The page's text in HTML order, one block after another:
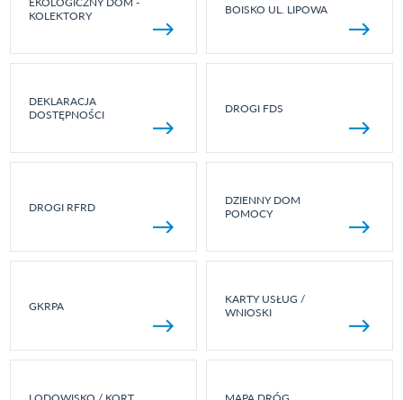
KOLEKTORY
BOISKO UL. LIPOWA
DEKLARACJA
DOSTĘPNOŚCI
DROGI FDS
DROGI RFRD
DZIENNY DOM
POMOCY
GKRPA
KARTY USŁUG /
WNIOSKI